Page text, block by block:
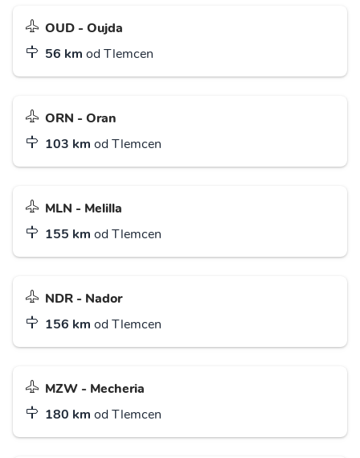
OUD - Oujda
56 km od Tlemcen
ORN - Oran
103 km od Tlemcen
MLN - Melilla
155 km od Tlemcen
NDR - Nador
156 km od Tlemcen
MZW - Mecheria
180 km od Tlemcen